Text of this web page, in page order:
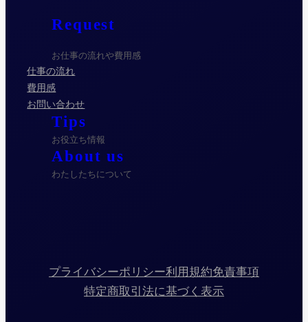
Request
お仕事の流れや費用感
仕事の流れ
費用感
お問い合わせ
Tips
お役立ち情報
About us
わたしたちについて
プライバシーポリシー利用規約免責事項
特定商取引法に基づく表示